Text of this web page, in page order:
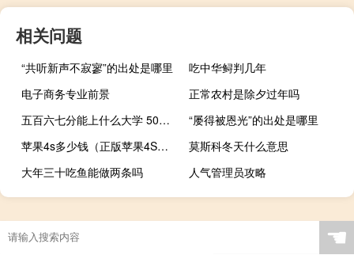
相关问题
“共听新声不寂寥”的出处是哪里
吃中华鲟判几年
电子商务专业前景
正常农村是除夕过年吗
五百六七分能上什么大学 500分左右能上什么好的大学
“屡得被恩光”的出处是哪里
苹果4s多少钱（正版苹果4S要多少钱及-）
莫斯科冬天什么意思
大年三十吃鱼能做两条吗
人气管理员攻略
☚